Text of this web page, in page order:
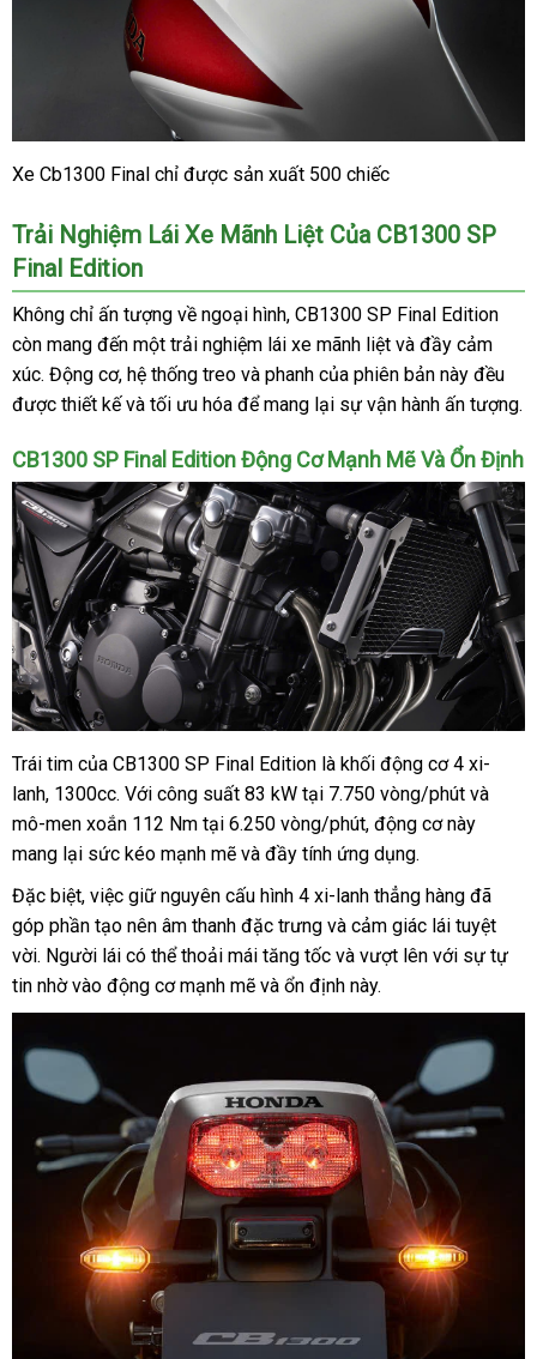
Xe Cb1300 Final chỉ được sản xuất 500 chiếc
Trải Nghiệm Lái Xe Mãnh Liệt Của CB1300 SP
Final Edition
Không chỉ ấn tượng về ngoại hình, CB1300 SP Final Edition
còn mang đến một trải nghiệm lái xe mãnh liệt và đầy cảm
xúc. Động cơ, hệ thống treo và phanh của phiên bản này đều
được thiết kế và tối ưu hóa để mang lại sự vận hành ấn tượng.
CB1300 SP Final Edition Động Cơ Mạnh Mẽ Và Ổn Định
Trái tim của CB1300 SP Final Edition là khối động cơ 4 xi-
lanh, 1300cc. Với công suất 83 kW tại 7.750 vòng/phút và
mô-men xoắn 112 Nm tại 6.250 vòng/phút, động cơ này
mang lại sức kéo mạnh mẽ và đầy tính ứng dụng.
Đặc biệt, việc giữ nguyên cấu hình 4 xi-lanh thẳng hàng đã
góp phần tạo nên âm thanh đặc trưng và cảm giác lái tuyệt
vời. Người lái có thể thoải mái tăng tốc và vượt lên với sự tự
tin nhờ vào động cơ mạnh mẽ và ổn định này.